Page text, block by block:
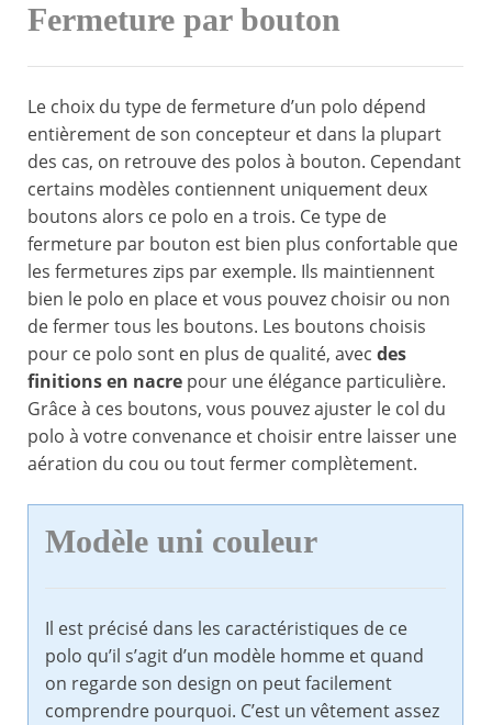
Fermeture par bouton
Le choix du type de fermeture d’un polo dépend
entièrement de son concepteur et dans la plupart
des cas, on retrouve des polos à bouton. Cependant
certains modèles contiennent uniquement deux
boutons alors ce polo en a trois. Ce type de
fermeture par bouton est bien plus confortable que
les fermetures zips par exemple. Ils maintiennent
bien le polo en place et vous pouvez choisir ou non
de fermer tous les boutons. Les boutons choisis
pour ce polo sont en plus de qualité, avec des
finitions en nacre pour une élégance particulière.
Grâce à ces boutons, vous pouvez ajuster le col du
polo à votre convenance et choisir entre laisser une
aération du cou ou tout fermer complètement.
Modèle uni couleur
Il est précisé dans les caractéristiques de ce
polo qu’il s’agit d’un modèle homme et quand
on regarde son design on peut facilement
comprendre pourquoi. C’est un vêtement assez